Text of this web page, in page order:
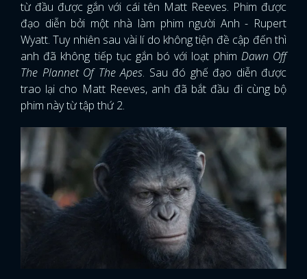
từ đầu được gắn với cái tên Matt Reeves. Phim được
đạo diễn bởi một nhà làm phim người Anh - Rupert
Wyatt. Tuy nhiên sau vài lí do không tiện đề cập đến thì
anh đã không tiếp tục gắn bó với loạt phim Dawn Off
The Plannet Of The Apes. Sau đó ghế đạo diễn được
trao lại cho Matt Reeves, anh đã bắt đầu đi cùng bộ
phim này từ tập thứ 2.